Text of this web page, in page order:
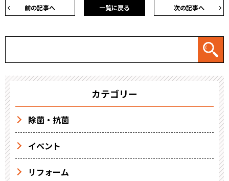
前の記事へ 次の記事へ
一覧に戻る
カテゴリー
除菌・抗菌
イベント
リフォーム